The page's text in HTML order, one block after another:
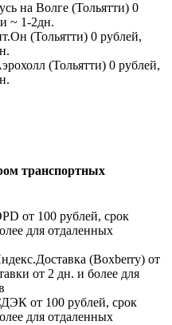
на Волге (Тольятти) 0
~ 1-2дн.
(Тольятти) 0 рублей,
(Тольятти) 0 рублей,
транспортных
от 100 рублей, срок
для отдаленных
(Boxberry) от
от 2 дн. и более для
от 100 рублей, срок
для отдаленных